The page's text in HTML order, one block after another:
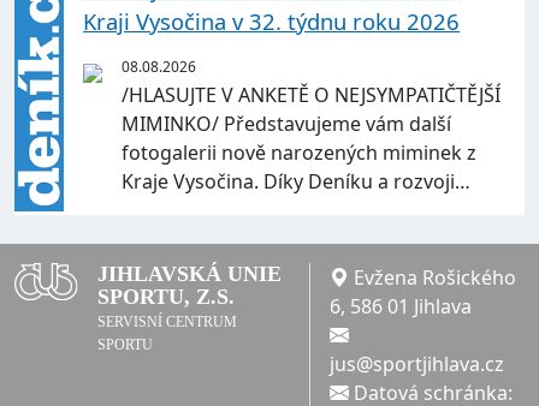
Kraji Vysočina v 32. týdnu roku 2026
08.08.2026
/HLASUJTE V ANKETĚ O NEJSYMPATIČTĚJŠÍ
MIMINKO/ Představujeme vám další
fotogalerii nově narozených miminek z
Kraje Vysočina. Díky Deníku a rozvoji…
JIHLAVSKÁ UNIE
SPORTU, Z.S.
SERVISNÍ CENTRUM
SPORTU
Evžena Rošického
6, 586 01 Jihlava
jus@sportjihlava.cz
Datová schránka: